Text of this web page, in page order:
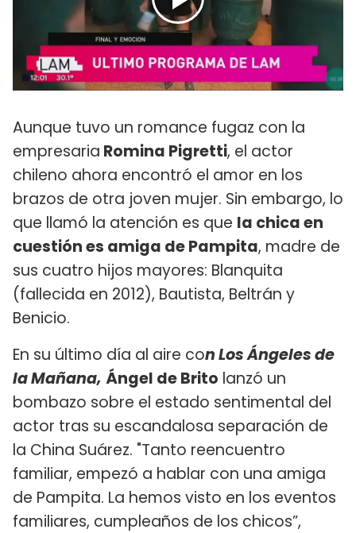
Aunque tuvo un romance fugaz con la
empresaria Romina Pigretti, el actor
chileno ahora encontró el amor en los
brazos de otra joven mujer. Sin embargo, lo
que llamó la atención es que la chica en
cuestión es amiga de Pampita, madre de
sus cuatro hijos mayores: Blanquita
(fallecida en 2012), Bautista, Beltrán y
Benicio.
En su último día al aire con Los Ángeles de
la Mañana, Ángel de Brito lanzó un
bombazo sobre el estado sentimental del
actor tras su escandalosa separación de
la China Suárez. "Tanto reencuentro
familiar, empezó a hablar con una amiga
de Pampita. La hemos visto en los eventos
familiares, cumpleaños de los chicos”,